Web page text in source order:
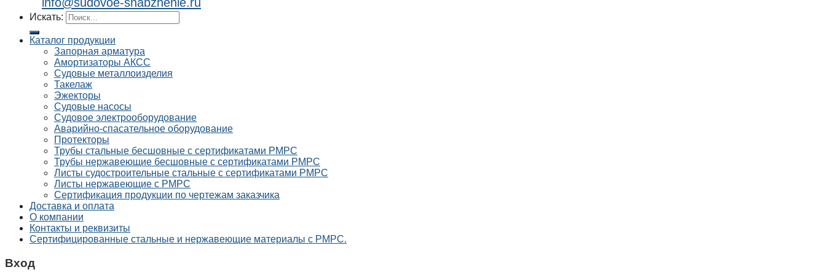
Искать:
Каталог продукции
Запорная арматура
Амортизаторы АКСС
Судовые металлоизделия
Такелаж
Эжекторы
Судовые насосы
Судовое электрооборудование
Аварийно-спасательное оборудование
Протекторы
Трубы стальные бесшовные с сертификатами РМРС
Трубы нержавеющие бесшовные с сертификатами РМРС
Листы судостроительные стальные с сертификатами РМРС
Листы нержавеющие с РМРС
Сертификация продукции по чертежам заказчика
Доставка и оплата
О компании
Контакты и реквизиты
Сертифицированные стальные и нержавеющие материалы с РМРС.
Вход